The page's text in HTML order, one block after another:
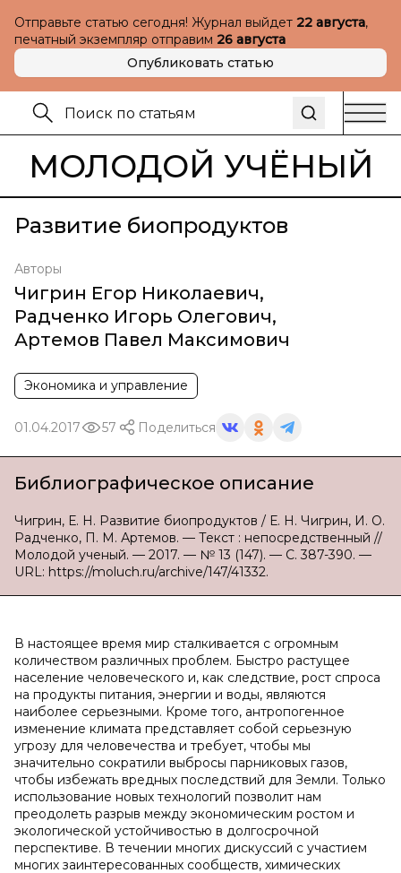
Отправьте статью сегодня! Журнал выйдет 22 августа,
печатный экземпляр отправим 26 августа
Опубликовать статью
МОЛОДОЙ УЧЁНЫЙ
Развитие биопродуктов
Авторы
Чигрин Егор Николаевич,
Радченко Игорь Олегович,
Артемов Павел Максимович
Экономика и управление
01.04.2017 57 Поделиться
Библиографическое описание
Чигрин, Е. Н. Развитие биопродуктов / Е. Н. Чигрин, И. О.
Радченко, П. М. Артемов. — Текст : непосредственный //
Молодой ученый. — 2017. — № 13 (147). — С. 387-390. —
URL: https://moluch.ru/archive/147/41332.
В настоящее время мир сталкивается с огромным
количеством различных проблем. Быстро растущее
население человеческого и, как следствие, рост спроса
на продукты питания, энергии и воды, являются
наиболее серьезными. Кроме того, антропогенное
изменение климата представляет собой серьезную
угрозу для человечества и требует, чтобы мы
значительно сократили выбросы парниковых газов,
чтобы избежать вредных последствий для Земли. Только
использование новых технологий позволит нам
преодолеть разрыв между экономическим ростом и
экологической устойчивостью в долгосрочной
перспективе. В течении многих дискуссий с участием
многих заинтересованных сообществ, химических